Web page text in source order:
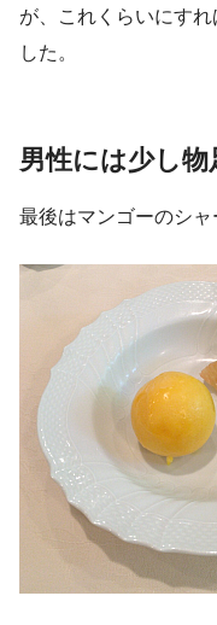
が、これくらいにす
した。
男性には少し
最後はマンゴーのシャ